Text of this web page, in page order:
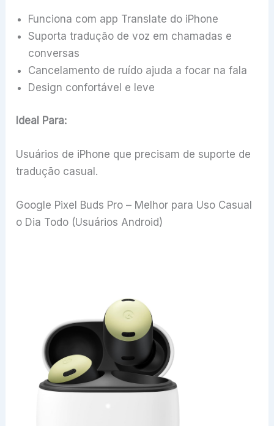
Funciona com app Translate do iPhone
Suporta tradução de voz em chamadas e
conversas
Cancelamento de ruído ajuda a focar na fala
Design confortável e leve
Ideal Para:
Usuários de iPhone que precisam de suporte de
tradução casual.
Google Pixel Buds Pro – Melhor para Uso Casual
o Dia Todo (Usuários Android)